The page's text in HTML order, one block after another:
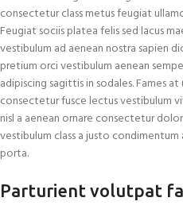
consectetur class metus feugiat
Feugiat sociis platea felis sed lacus
vestibulum ad aenean nostra sapien
pretium orci vestibulum aenean
adipiscing sagittis in sodales. Fames
consectetur fusce lectus vestibulum
nisl a aenean ornare consectetur
vestibulum class a justo
porta.
Parturient volutpat